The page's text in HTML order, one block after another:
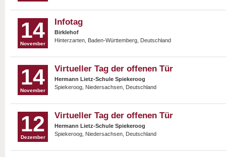
14
November
Infotag
Birklehof
Hinterzarten, Baden-Württemberg, Deutschland
14
November
Virtueller Tag der offenen Tür
Hermann Lietz-Schule Spiekeroog
Spiekeroog, Niedersachsen, Deutschland
12
Dezember
Virtueller Tag der offenen Tür
Hermann Lietz-Schule Spiekeroog
Spiekeroog, Niedersachsen, Deutschland